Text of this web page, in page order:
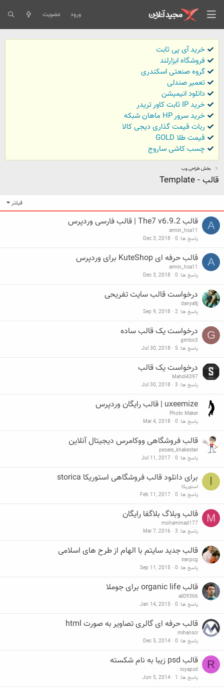
ورود عضویت
خرید آی پی ثابت
فروشگاه ابزارلند
گروه صنعتی اسکندری
تعمیر صندلی
داتلود انیمیشن
خرید IP ثابت کاور تریدر
خرید سرور HP ماهان شبکه
ربات قیمت گذاری دیجی کالا
قیمت طلا GOLD
چسب کاشی ساروج
بخش طراحی وب
قالب - Template
فیلتر
A قالب The7 v6.9.2 | قالب فارسی وردپرس
armin_hsa11
پاسخ ها 0
Dec 3, 2018
A قالب حرفه ای KuteShop برای وردپرس
armin_hsa11
پاسخ ها 0
Dec 3, 2018
درخواست قالب سایت تفریحی
danyaltj
پاسخ ها 2
Sep 9, 2018
G درخواست یک قالب ساده
gimbo3
پاسخ ها 5
Jul 30, 2018
درخواست یک قالب
Mahdi4397
پاسخ ها 3
Jul 30, 2018
uxeemize | قالب رایگان وردپرس
Photo Maker
پاسخ ها 0
Mar 4, 2018
قالب فروشگاهی ووکامرس دیجیتال آنلاین
pesare_khakestari
پاسخ ها 0
Jul 11, 2017
ا برای دانلود قالب فروشگاهی استوریکا storica
استوریکا
پاسخ ها 0
Feb 11, 2017
M قالب وبلاگ بلاگفا رایگان
mohammad177
پاسخ ها 3
Mar 7, 2016
قالب جدید سایتم با الهام از طرح های اسلامی
iranpcg
پاسخ ها 0
Sep 11, 2015
قالب organic life برای جوملا
ali09366
پاسخ ها 0
Jan 14, 2015
قالب حرفه ای گالری تصاویر به صورت html
mihanscr
پاسخ ها 0
Dec 5, 2014
R قالب psd زیبا به نام شکسته
royapsd
پاسخ ها 1
Jun 5, 2014